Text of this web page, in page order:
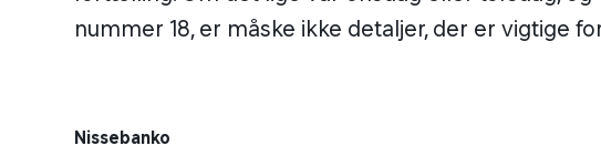
nummer 18, er måske ikke detaljer, der er vigtige
Nissebanko